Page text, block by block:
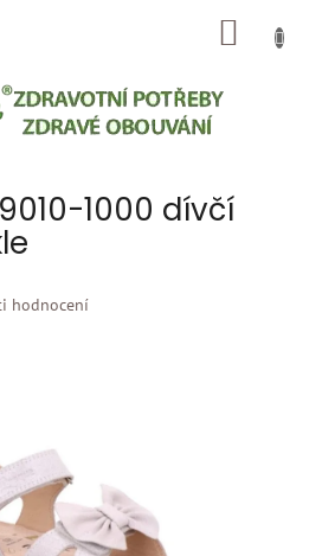
1000 dívčí
hodnocení